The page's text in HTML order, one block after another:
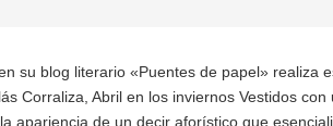
su blog literario «Puentes de papel» realiza
Corraliza, Abril en los inviernos Vestidos
apariencia de un decir aforístico que